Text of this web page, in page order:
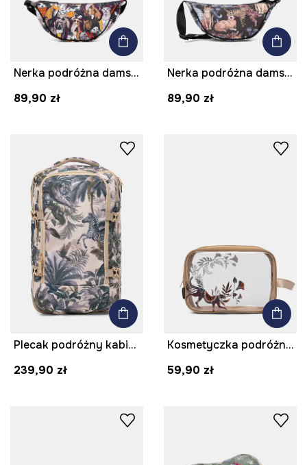
Nerka podróżna damska z motywem zwierzęcym
89,90 zł
Nerka podróżna damska z motywem zwierzęcym
89,90 zł
Plecak podróżny kabinowy z motywem zwierzęcym
239,90 zł
Kosmetyczka podróżna transparentna
59,90 zł